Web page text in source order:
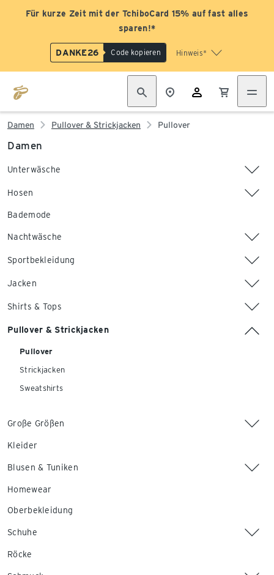
Für kurze Zeit mit der TchiboCard 15% auf fast alles
sparen!*
DANKE26 Code kopieren Hinweis*
Damen Pullover & Strickjacken Pullover
Damen
Unterwäsche
Hosen
Bademode
Nachtwäsche
Sportbekleidung
Jacken
Shirts & Tops
Pullover & Strickjacken
Pullover
Strickjacken
Sweatshirts
Große Größen
Kleider
Blusen & Tuniken
Homewear
Oberbekleidung
Schuhe
Röcke